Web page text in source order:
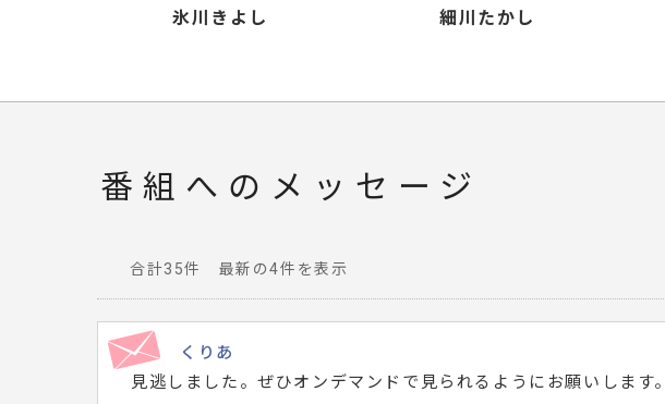
氷川きよし 細川たかし
番組へのメッセージ
組
へ
寄
合計35件 最新の4件を表示
くりあ
見逃しました。ぜひオンデマンドで見られるようにお願いします。